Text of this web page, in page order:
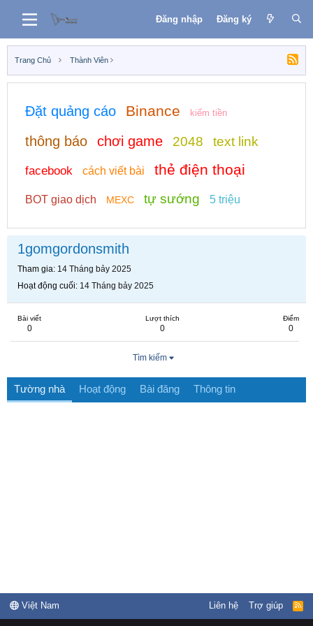
Đăng nhập Đăng ký
Trang Chủ Thành Viên
Đặt quảng cáo Binance kiếm tiền
thông báo chơi game 2048 text link
facebook cách viết bài thẻ điện thoại
BOT giao dịch MEXC tự sướng 5 triệu
1gomgordonsmith
Tham gia 14 Tháng bảy 2025
Hoạt động cuối 14 Tháng bảy 2025
Bài viết
0
Lượt thích
0
Điểm
0
Tìm kiếm
Tường nhà Hoạt động Bài đăng Thông tin
Việt Nam Liên hệ Trợ giúp
R